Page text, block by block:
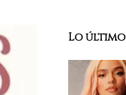
Lo último